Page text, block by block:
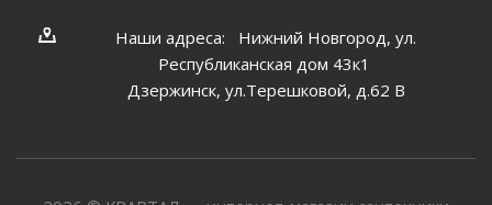
Наши адреса: Нижний Новгород, ул.
Республиканская дом 43к1
Дзержинск, ул.Терешковой, д.62 В